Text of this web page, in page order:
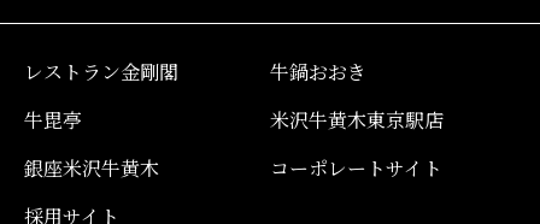
レストラン金剛閣
牛鍋おおき
牛毘亭
米沢牛黄木東京駅店
銀座米沢牛黄木
コーポレートサイト
採用サイト